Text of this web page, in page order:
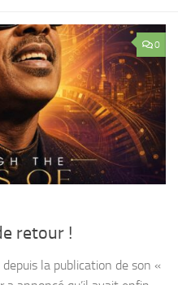
0
retour !
la publication de son «